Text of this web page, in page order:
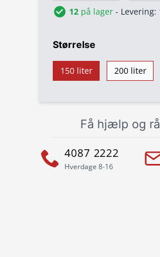
12 på lager - Levering:
Størrelse
150 liter 200 liter
Få hjælp og
4087 2222
Hverdage 8-16